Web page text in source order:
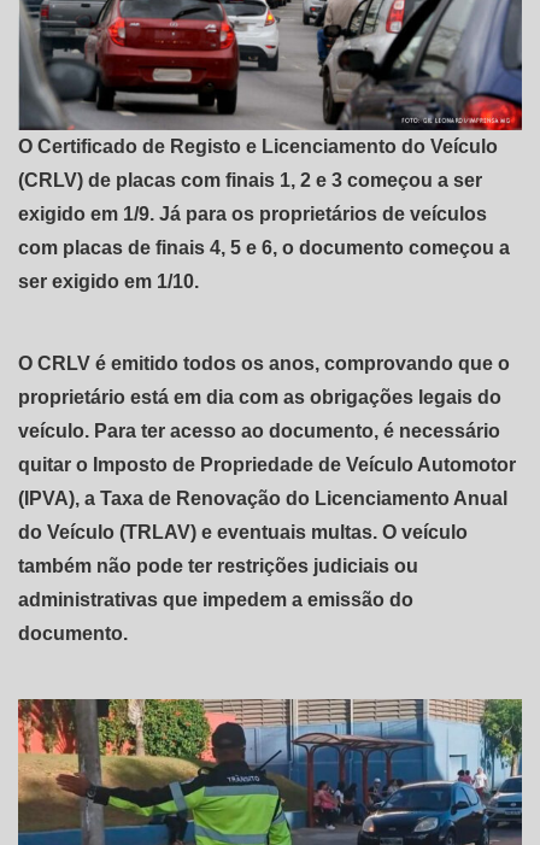
O Certificado de Registo e Licenciamento do Veículo
(CRLV) de placas com finais 1, 2 e 3 começou a ser
exigido em 1/9. Já para os proprietários de veículos
com placas de finais 4, 5 e 6, o documento começou a
ser exigido em 1/10.
O CRLV é emitido todos os anos, comprovando que o
proprietário está em dia com as obrigações legais do
veículo. Para ter acesso ao documento, é necessário
quitar o Imposto de Propriedade de Veículo Automotor
(IPVA), a Taxa de Renovação do Licenciamento Anual
do Veículo (TRLAV) e eventuais multas. O veículo
também não pode ter restrições judiciais ou
administrativas que impedem a emissão do
documento.